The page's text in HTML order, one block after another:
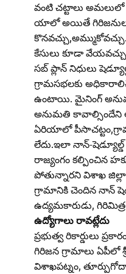
వంటి చట్టాలు
యాలో అయితే గిరిజనుల
కేసులు కూడా
సబ్‌ ప్లాన్‌ నిధులు
గ్రామసభలకు
ఉంటాయి. మైనింగ్‌
అనుమతి కావాల్సిందేని
ఏరియాలో
లేదు.ఇలా నాన్‌-
రాజ్యంగం కల్పించిన
పోతున్నారని విశాఖ జిల్లా
గ్రామానికి చెందిన నాన్‌
ఉద్యమకారుడు,
ఉద్యోగాలు రావట్లేదు
ప్రభుత్వ రికార్డులు
గిరిజన గ్రామాలు ఏపీలో
విశాఖపట్నం,